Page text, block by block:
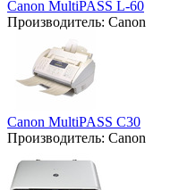
Canon MultiPASS L-60
Производитель: Canon
Canon MultiPASS C30
Производитель: Canon